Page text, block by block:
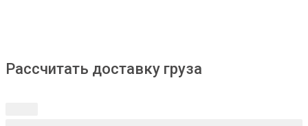
Рассчитать доставку груза